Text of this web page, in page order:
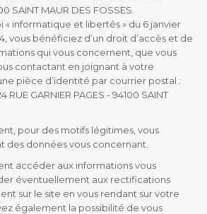
SAINT MAUR DES FOSSES.
« informatique et libertés » du 6 janvier
vous bénéficiez d’un droit d’accès et de
qui vous concernent, que vous
contactant en joignant à votre
pièce d’identité par courrier postal :
RUE GARNIER PAGES - 94100 SAINT
pour des motifs légitimes, vous
des données vous concernant.
accéder aux informations vous
éventuellement aux rectifications
sur le site en vous rendant sur votre
également la possibilité de vous